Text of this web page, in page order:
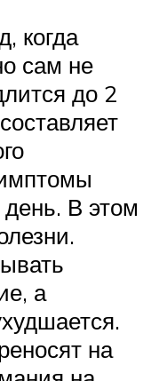
когда
сам не
до 2
В этом
а
на